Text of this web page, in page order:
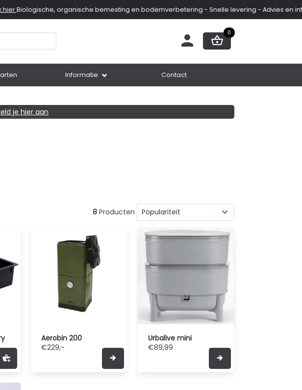
Biologische, organische bemesting en bodemverbetering - Snelle levering - Advies en
0
Informatie Contact
je hier aan
8Producten
Aerobin 200
€229,-
Urbalive mini
€89,99